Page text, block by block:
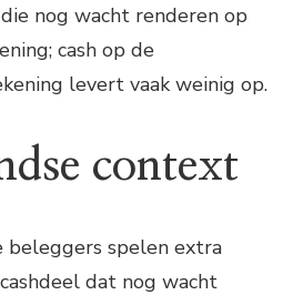
nog wacht renderen op
cash op de
levert vaak weinig op.
context
beleggers spelen extra
dat nog wacht